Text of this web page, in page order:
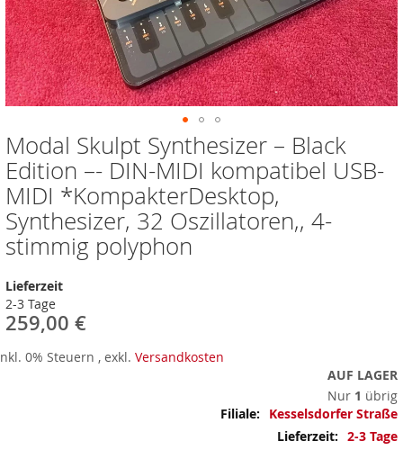
Modal Skulpt Synthesizer – Black
Edition –- DIN-MIDI kompatibel USB-
MIDI *KompakterDesktop,
Synthesizer, 32 Oszillatoren,, 4-
stimmig polyphon
Lieferzeit
2-3 Tage
259,00 €
0% Steuern , exkl. Versandkosten
AUF LAGER
Nur 1 übrig
Mehr
Informationen
Kesselsdorfer Straße
2-3 Tage
Zum
Anfang
der
Bildergalerie
springen